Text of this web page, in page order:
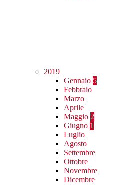
2019
Gennaio 5
Febbraio
Marzo
Aprile
Maggio 2
Giugno 1
Luglio
Agosto
Settembre
Ottobre
Novembre
Dicembre